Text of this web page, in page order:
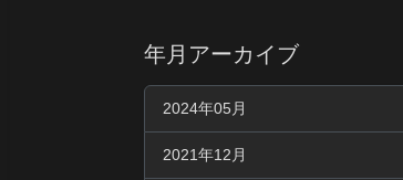
年月アーカイブ
2024年05月
2021年12月